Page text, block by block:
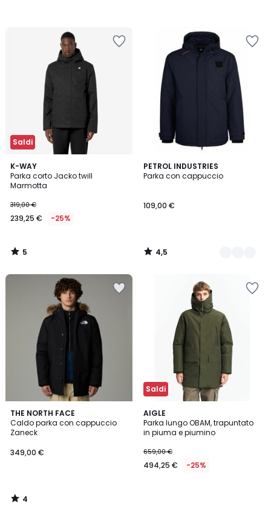
Saldi
K-WAY
Parka corto Jacko twill
Marmotta
319,00 €
239,25 € -25%
5
/
5
5
/
PETROL INDUSTRIES
Parka con cappuccio
109,00 €
4,5
/ 5
2
Colori
4,5
/
THE NORTH FACE
Caldo parka con cappuccio
Zaneck
349,00 €
4
/
5
4
/
Saldi
AIGLE
Parka lungo OBAM, trapuntato
in piuma e piumino
659,00 €
494,25 € -25%